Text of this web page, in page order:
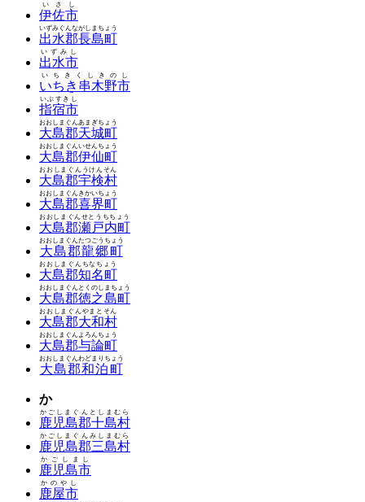
伊佐市
いさし
出水郡長島町
いずみぐんながしまちょう
出水市
いずみし
いちき串木野市
いちきくしきのし
指宿市
いぶすきし
大島郡天城町
おおしまぐんあまぎちょう
大島郡伊仙町
おおしまぐんいせんちょう
大島郡宇検村
おおしまぐんうけんそん
大島郡喜界町
おおしまぐんきかいちょう
大島郡瀬戸内町
おおしまぐんせとうちちょう
大島郡龍郷町
おおしまぐんたつごうちょう
大島郡知名町
おおしまぐんちなちょう
大島郡徳之島町
おおしまぐんとくのしまちょう
大島郡大和村
おおしまぐんやまとそん
大島郡与論町
おおしまぐんよろんちょう
大島郡和泊町
おおしまぐんわどまりちょう
か
鹿児島郡十島村
かごしまぐんとしまむら
鹿児島郡三島村
かごしまぐんみしまむら
鹿児島市
かごしまし
鹿屋市
かのやし